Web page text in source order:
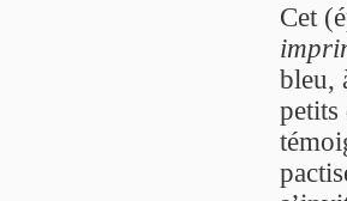
Cet
bleu,
petits